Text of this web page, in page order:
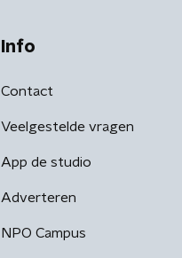
Info
Contact
Veelgestelde vragen
App de studio
Adverteren
NPO Campus